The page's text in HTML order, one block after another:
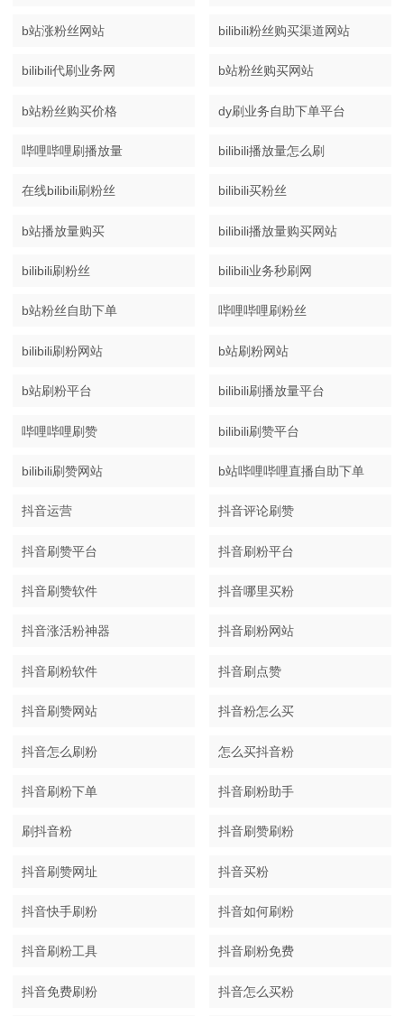
b站涨粉丝网站 bilibili粉丝购买渠道网站
bilibili代刷业务网 b站粉丝购买网站
b站粉丝购买价格 dy刷业务自助下单平台
哔哩哔哩刷播放量 bilibili播放量怎么刷
在线bilibili刷粉丝 bilibili买粉丝
b站播放量购买 bilibili播放量购买网站
bilibili刷粉丝 bilibili业务秒刷网
b站粉丝自助下单 哔哩哔哩刷粉丝
bilibili刷粉网站 b站刷粉网站
b站刷粉平台 bilibili刷播放量平台
哔哩哔哩刷赞 bilibili刷赞平台
bilibili刷赞网站 b站哔哩哔哩直播自助下单
抖音运营 抖音评论刷赞
抖音刷赞平台 抖音刷粉平台
抖音刷赞软件 抖音哪里买粉
抖音涨活粉神器 抖音刷粉网站
抖音刷粉软件 抖音刷点赞
抖音刷赞网站 抖音粉怎么买
抖音怎么刷粉 怎么买抖音粉
抖音刷粉下单 抖音刷粉助手
刷抖音粉 抖音刷赞刷粉
抖音刷赞网址 抖音买粉
抖音快手刷粉 抖音如何刷粉
抖音刷粉工具 抖音刷粉免费
抖音免费刷粉 抖音怎么买粉